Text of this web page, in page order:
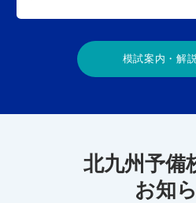
模試案内・解
北九州予備
お知